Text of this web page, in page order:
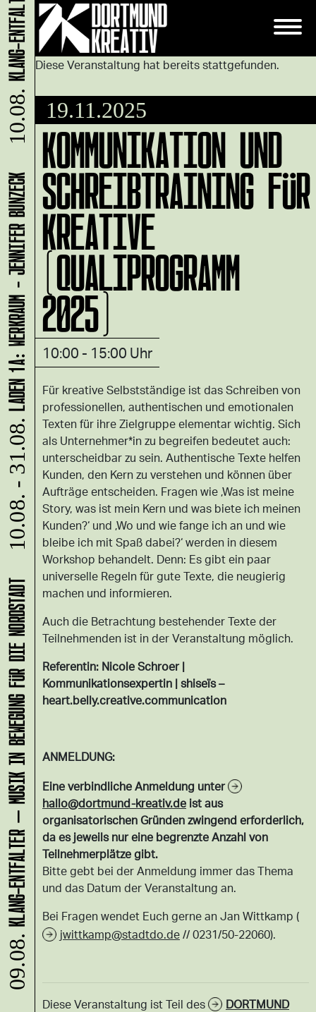
Diese Veranstaltung hat bereits stattgefunden.
19.11.2025
KOMMUNIKATION UND
SCHREIBTRAINING FÜR
KREATIVE
(QUALIPROGRAMM
2025)
10:00 - 15:00 Uhr
Für kreative Selbstständige ist das Schreiben von
professionellen, authentischen und emotionalen
Texten für ihre Zielgruppe elementar wichtig. Sich
als Unternehmer*in zu begreifen bedeutet auch:
unterscheidbar zu sein. Authentische Texte helfen
Kunden, den Kern zu verstehen und können über
Aufträge entscheiden. Fragen wie ‚Was ist meine
Story, was ist mein Kern und was biete ich meinen
Kunden?‘ und ‚Wo und wie fange ich an und wie
bleibe ich mit Spaß dabei?‘ werden in diesem
Workshop behandelt. Denn: Es gibt ein paar
universelle Regeln für gute Texte, die neugierig
machen und informieren.
Auch die Betrachtung bestehender Texte der
Teilnehmenden ist in der Veranstaltung möglich.
Referentin: Nicole Schroer |
Kommunikationsexpertin | shiseïs –
heart.belly.creative.communication
ANMELDUNG:
Eine verbindliche Anmeldung unter
hallo@dortmund-kreativ.de ist aus
organisatorischen Gründen zwingend erforderlich,
da es jeweils nur eine begrenzte Anzahl von
Teilnehmerplätze gibt.
Bitte gebt bei der Anmeldung immer das Thema
und das Datum der Veranstaltung an.
Bei Fragen wendet Euch gerne an Jan Wittkamp (
jwittkamp@stadtdo.de// 0231/50-22060).
Diese Veranstaltung ist Teil des
DORTMUND
09.08.
KLANG-ENTFALTER – MUSIK IN BEWEGUNG FÜR DIE NORDSTADT
10.08. - 31.08.
LADEN 1A: WERKRAUM - JENNIFER BUNZECK
10.08.